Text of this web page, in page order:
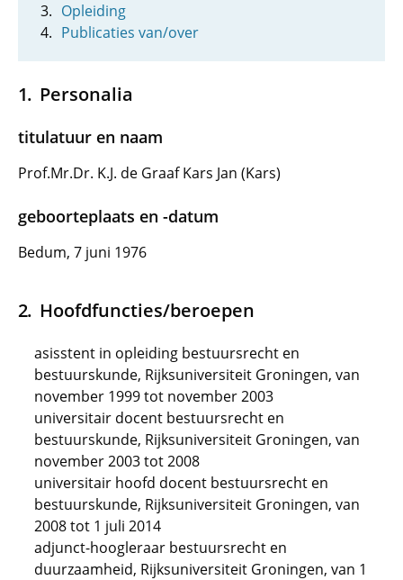
Opleiding
Publicaties van/over
Personalia
titulatuur en naam
Prof.Mr.Dr. K.J. de Graaf Kars Jan (Kars)
geboorteplaats en -datum
Bedum, 7 juni 1976
Hoofdfuncties/beroepen
asisstent in opleiding bestuursrecht en
bestuurskunde, Rijksuniversiteit Groningen, van
november 1999 tot november 2003
universitair docent bestuursrecht en
bestuurskunde, Rijksuniversiteit Groningen, van
november 2003 tot 2008
universitair hoofd docent bestuursrecht en
bestuurskunde, Rijksuniversiteit Groningen, van
2008 tot 1 juli 2014
adjunct-hoogleraar bestuursrecht en
duurzaamheid, Rijksuniversiteit Groningen, van 1